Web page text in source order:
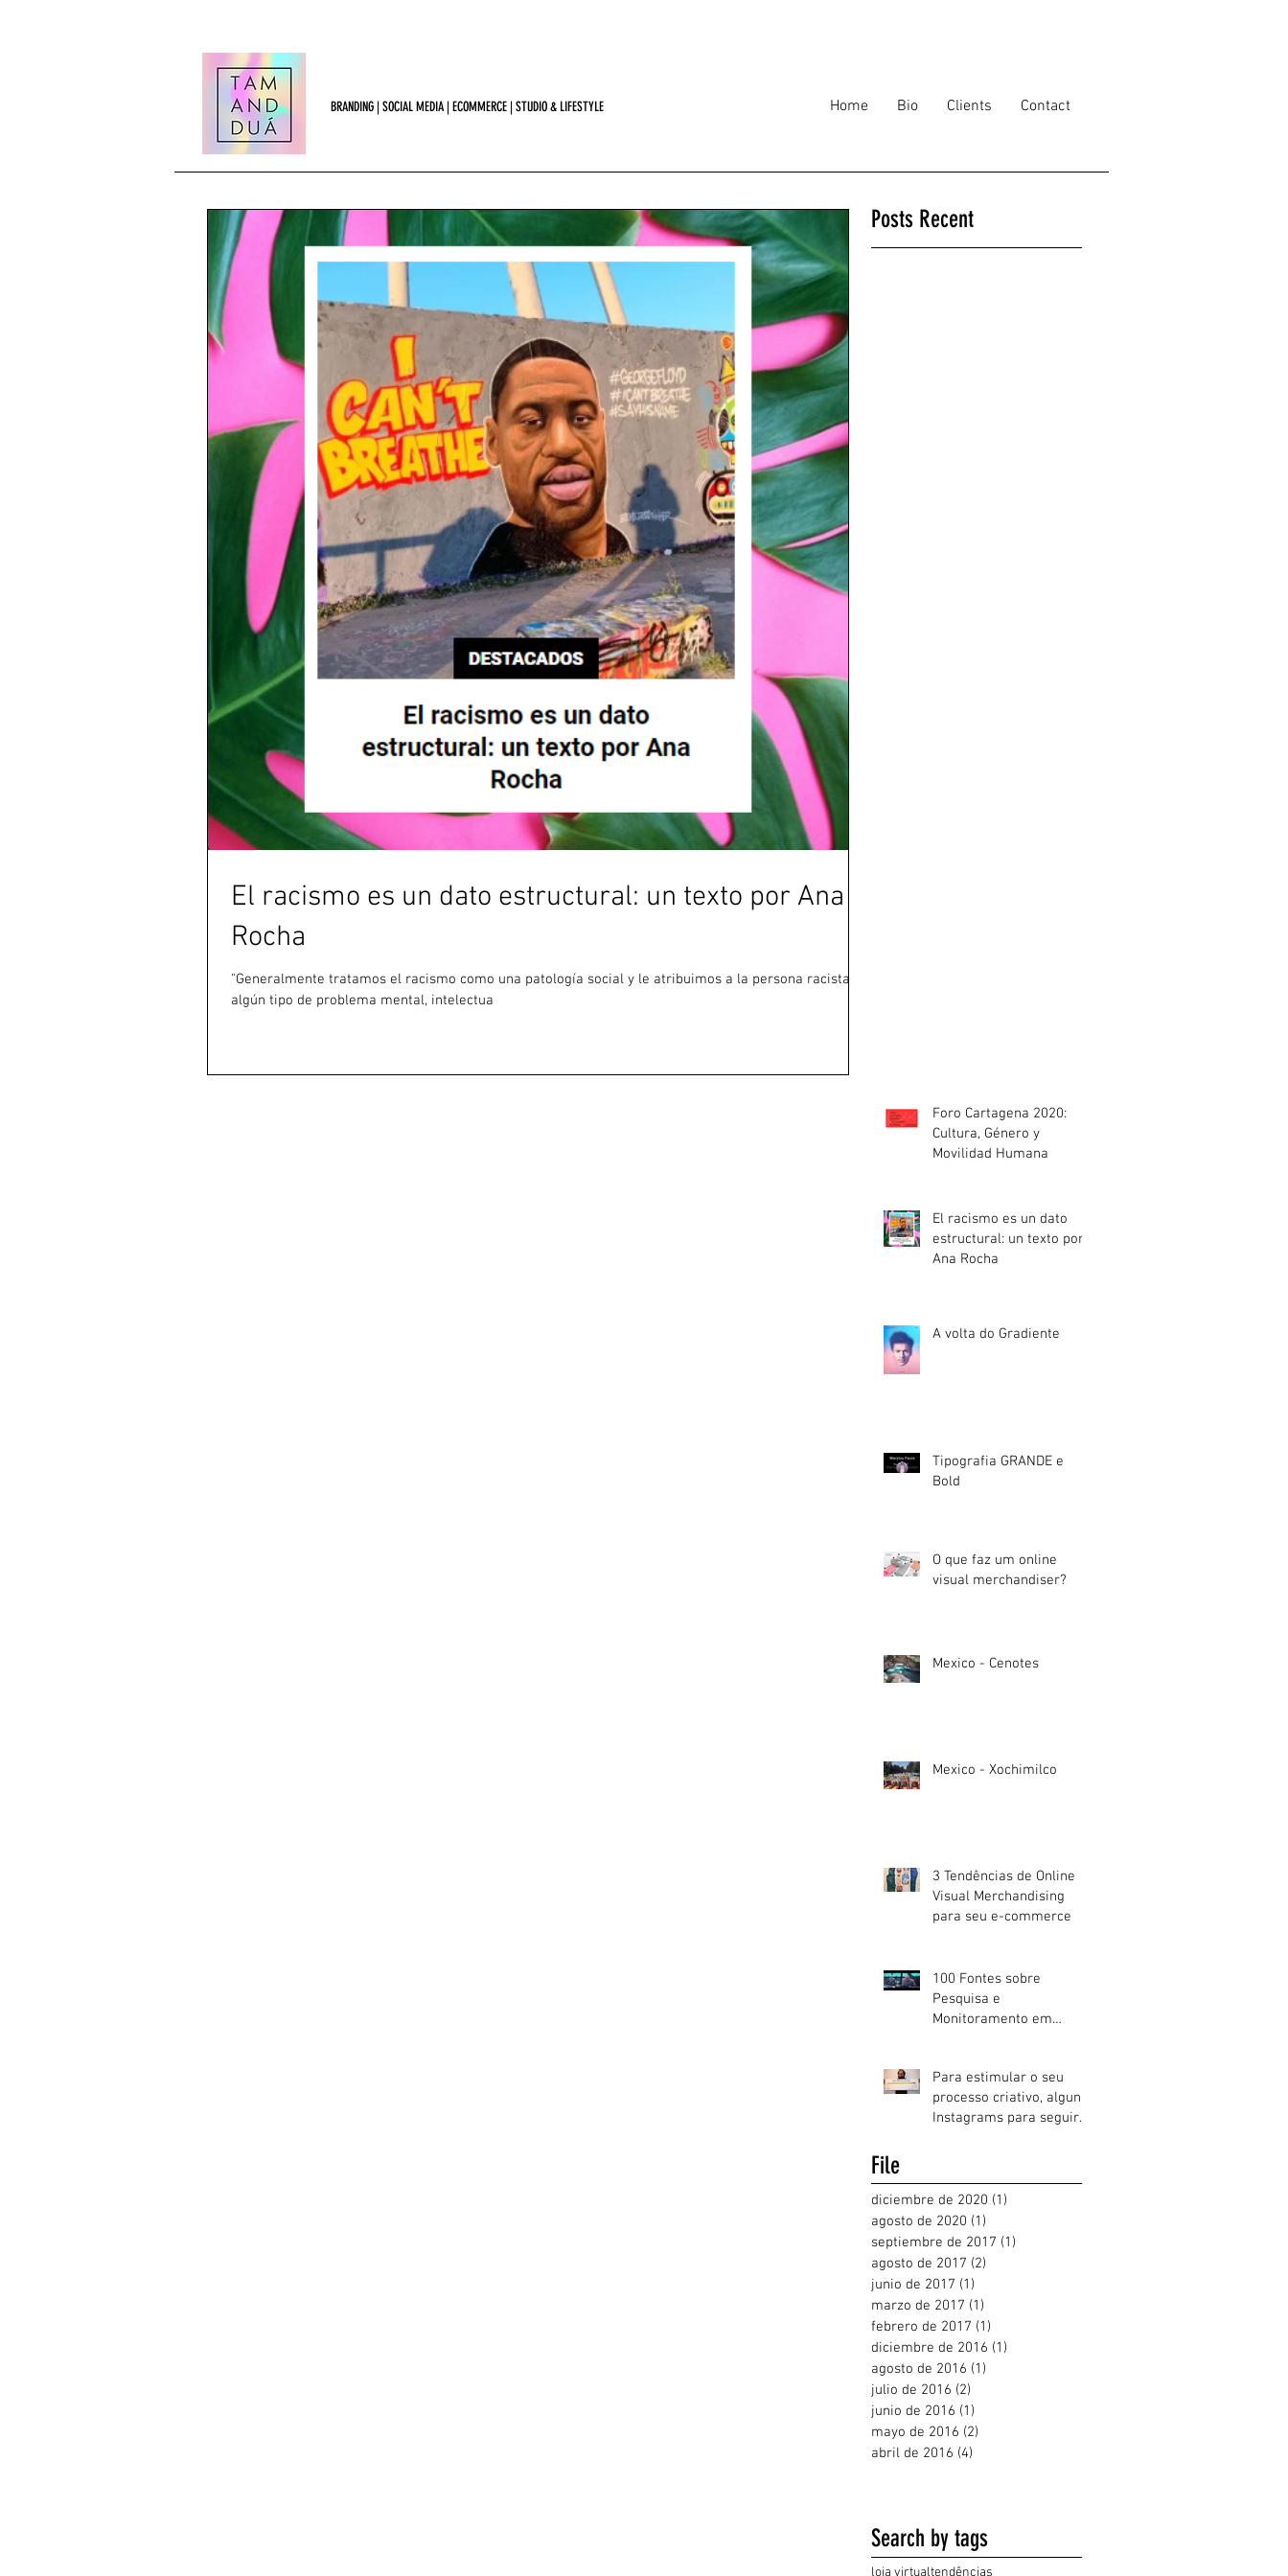
BRANDING | SOCIAL MEDIA | ECOMMERCE | STUDIO & LIFESTYLE Home Bio Clients Contact
El racismo es un dato estructural: un texto por Ana
Rocha
"Generalmente tratamos el racismo como una patología social y le atribuimos a la persona racista
algún tipo de problema mental, intelectua
Posts Recent
Foro Cartagena 2020:
Cultura, Género y
Movilidad Humana
El racismo es un dato
estructural: un texto por
Ana Rocha
A volta do Gradiente
Tipografia GRANDE e
Bold
O que faz um online
visual merchandiser?
Mexico - Cenotes
Mexico - Xochimilco
3 Tendências de Online
Visual Merchandising
para seu e-commerce
100 Fontes sobre
Pesquisa e
Monitoramento em
Para estimular o seu
processo criativo, alguns
Instagrams para seguir
File
diciembre de 2020 (1)
agosto de 2020 (1)
septiembre de 2017 (1)
agosto de 2017 (2)
junio de 2017 (1)
marzo de 2017 (1)
febrero de 2017 (1)
diciembre de 2016 (1)
agosto de 2016 (1)
julio de 2016 (2)
junio de 2016 (1)
mayo de 2016 (2)
abril de 2016 (4)
Search by tags
loja virtualtendências